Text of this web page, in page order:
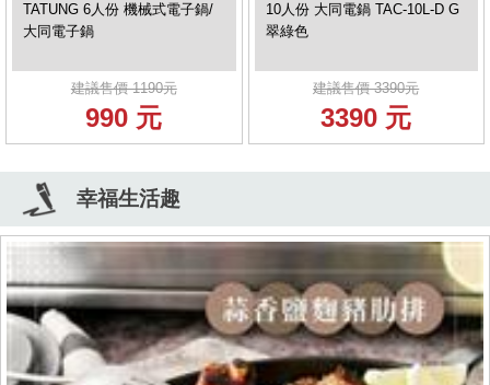
TATUNG 6人份 機械式電子鍋/
大同電子鍋
建議售價 1190元
990 元
10人份 大同電鍋 TAC-10L-D G
翠綠色
建議售價 3390元
3390 元
幸福生活趣